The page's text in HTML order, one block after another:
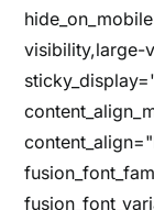
visibility,large-